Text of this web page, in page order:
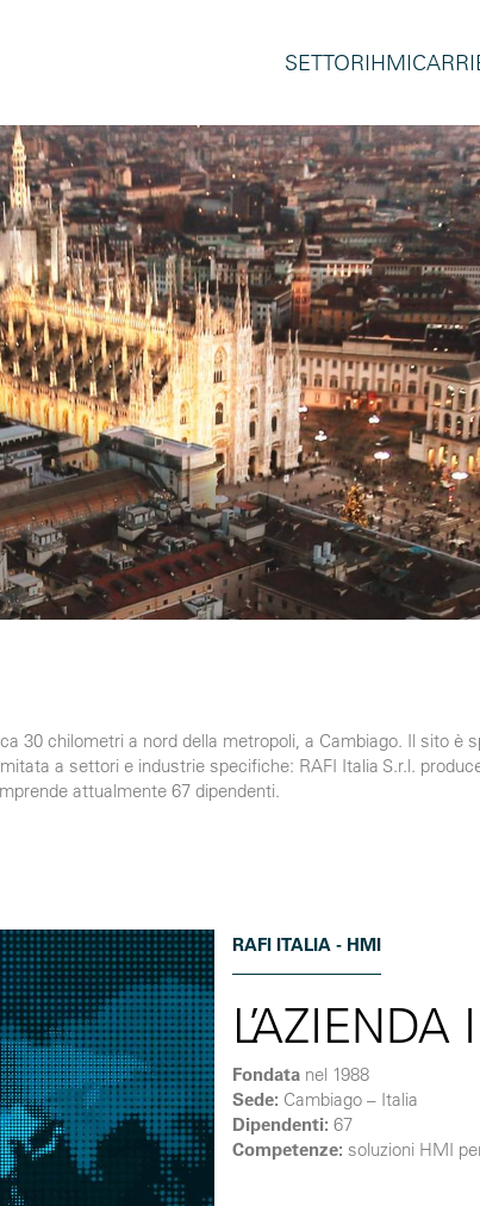
SETTORIHMI
30 chilometri a nord della metropoli, a Cambiago. Il sito è
a settori e industrie specifiche: RAFI Italia S.r.l.
attualmente 67 dipendenti.
RAFI ITALIA - HMI
Fondata nel 1988
Sede: Cambiago – Italia
Dipendenti: 67
Competenze: soluzioni HMI